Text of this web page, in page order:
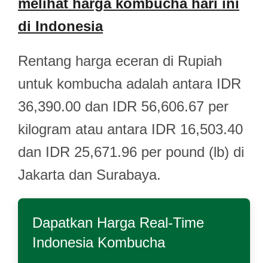
melihat harga kombucha hari ini
di Indonesia
Rentang harga eceran di Rupiah
untuk kombucha adalah antara IDR
36,390.00 dan IDR 56,606.67 per
kilogram atau antara IDR 16,503.40
dan IDR 25,671.96 per pound (lb) di
Jakarta dan Surabaya.
Dapatkan Harga Real-Time
Indonesia Kombucha